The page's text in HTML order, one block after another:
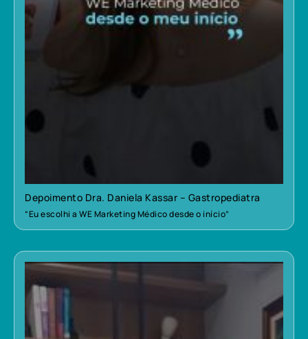
Depoimento Dra. Daniela Kassar – Gastropediatra
“Eu escolhi a WE Marketing Médico desde o início”